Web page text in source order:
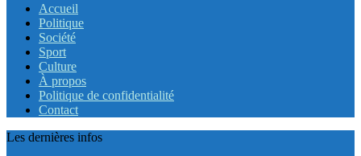
Accueil
Politique
Société
Sport
Culture
À propos
Politique de confidentialité
Contact
Les dernières infos